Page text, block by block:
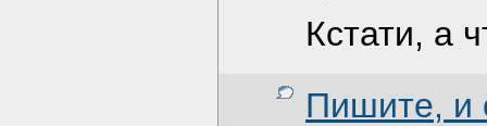
Кстати, а
Пишите, и